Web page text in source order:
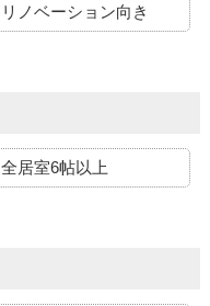
リノベーション向き
全居室6帖以上